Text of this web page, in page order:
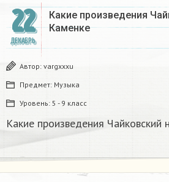
22
ДЕКАБРЬ
Какие произведения
Каменке
Автор: vargxxxu
Предмет: Музыка
Уровень: 5 - 9 класс
Какие произведения Чайковский